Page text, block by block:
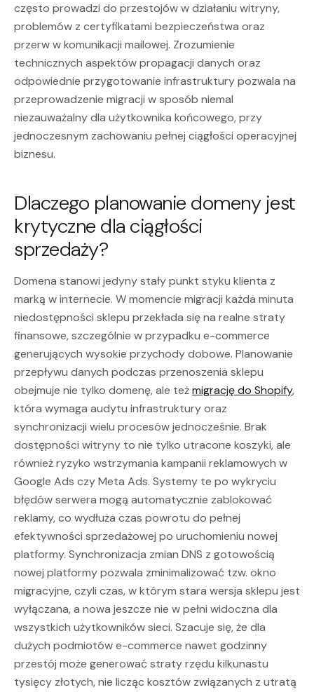
często prowadzi do przestojów w działaniu witryny,
problemów z certyfikatami bezpieczeństwa oraz
przerw w komunikacji mailowej. Zrozumienie
technicznych aspektów propagacji danych oraz
odpowiednie przygotowanie infrastruktury pozwala na
przeprowadzenie migracji w sposób niemal
niezauważalny dla użytkownika końcowego, przy
jednoczesnym zachowaniu pełnej ciągłości operacyjnej
biznesu.
Dlaczego planowanie domeny jest
krytyczne dla ciągłości
sprzedaży?
Domena stanowi jedyny stały punkt styku klienta z
marką w internecie. W momencie migracji każda minuta
niedostępności sklepu przekłada się na realne straty
finansowe, szczególnie w przypadku e-commerce
generujących wysokie przychody dobowe. Planowanie
przepływu danych podczas przenoszenia sklepu
obejmuje nie tylko domenę, ale teżmigrację do Shopify,
która wymaga audytu infrastruktury oraz
synchronizacji wielu procesów jednocześnie. Brak
dostępności witryny to nie tylko utracone koszyki, ale
również ryzyko wstrzymania kampanii reklamowych w
Google Ads czy Meta Ads. Systemy te po wykryciu
błędów serwera mogą automatycznie zablokować
reklamy, co wydłuża czas powrotu do pełnej
efektywności sprzedażowej po uruchomieniu nowej
platformy. Synchronizacja zmian DNS z gotowością
nowej platformy pozwala zminimalizować tzw. okno
migracyjne, czyli czas, w którym stara wersja sklepu jest
wyłączana, a nowa jeszcze nie w pełni widoczna dla
wszystkich użytkowników sieci. Szacuje się, że dla
dużych podmiotów e-commerce nawet godzinny
przestój może generować straty rzędu kilkunastu
tysięcy złotych, nie licząc kosztów związanych z utratą